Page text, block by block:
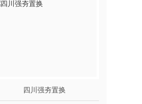
四川强夯置换